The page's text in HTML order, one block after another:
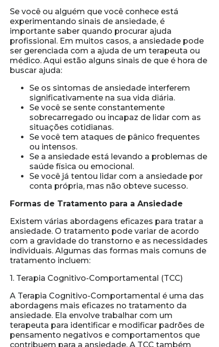
Se você ou alguém que você conhece está
experimentando sinais de ansiedade, é
importante saber quando procurar ajuda
profissional. Em muitos casos, a ansiedade pode
ser gerenciada com a ajuda de um terapeuta ou
médico. Aqui estão alguns sinais de que é hora de
buscar ajuda:
Se os sintomas de ansiedade interferem
significativamente na sua vida diária.
Se você se sente constantemente
sobrecarregado ou incapaz de lidar com as
situações cotidianas.
Se você tem ataques de pânico frequentes
ou intensos.
Se a ansiedade está levando a problemas de
saúde física ou emocional.
Se você já tentou lidar com a ansiedade por
conta própria, mas não obteve sucesso.
Formas de Tratamento para a Ansiedade
Existem várias abordagens eficazes para tratar a
ansiedade. O tratamento pode variar de acordo
com a gravidade do transtorno e as necessidades
individuais. Algumas das formas mais comuns de
tratamento incluem:
1. Terapia Cognitivo-Comportamental (TCC)
A Terapia Cognitivo-Comportamental é uma das
abordagens mais eficazes no tratamento da
ansiedade. Ela envolve trabalhar com um
terapeuta para identificar e modificar padrões de
pensamento negativos e comportamentos que
contribuem para a ansiedade. A TCC também